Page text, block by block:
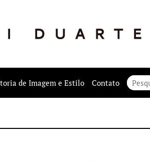
de Imagem e Estilo Contato